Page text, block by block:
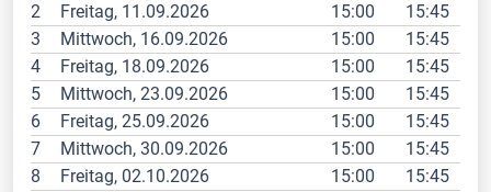
2
Freitag, 11.09.2026 15:00
15:45
3
Mittwoch, 16.09.2026 15:00
15:45
4
Freitag, 18.09.2026 15:00
15:45
5
Mittwoch, 23.09.2026 15:00
15:45
6
Freitag, 25.09.2026 15:00
15:45
7
Mittwoch, 30.09.2026 15:00
15:45
8
Freitag, 02.10.2026 15:00
15:45